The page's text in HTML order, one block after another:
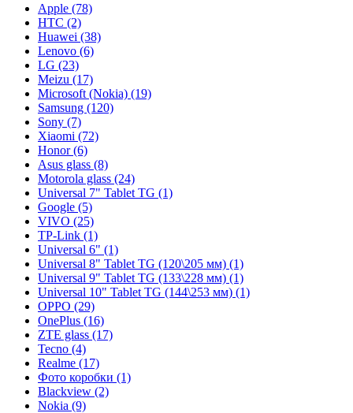
Apple (78)
HTC (2)
Huawei (38)
Lenovo (6)
LG (23)
Meizu (17)
Microsoft (Nokia) (19)
Samsung (120)
Sony (7)
Xiaomi (72)
Honor (6)
Asus glass (8)
Motorola glass (24)
Universal 7" Tablet TG (1)
Google (5)
VIVO (25)
TP-Link (1)
Universal 6" (1)
Universal 8" Tablet TG (120\205 мм) (1)
Universal 9" Tablet TG (133\228 мм) (1)
Universal 10" Tablet TG (144\253 мм) (1)
OPPO (29)
OnePlus (16)
ZTE glass (17)
Tecno (4)
Realme (17)
Фото коробки (1)
Blackview (2)
Nokia (9)